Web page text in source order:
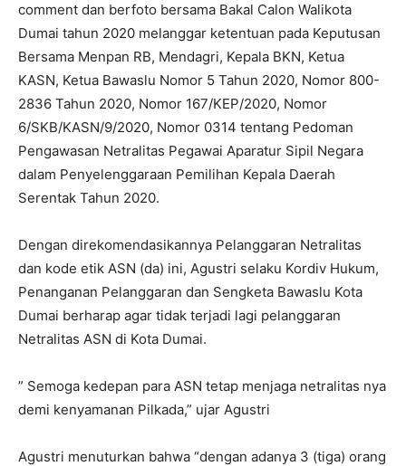
comment dan berfoto bersama Bakal Calon Walikota
Dumai tahun 2020 melanggar ketentuan pada Keputusan
Bersama Menpan RB, Mendagri, Kepala BKN, Ketua
KASN, Ketua Bawaslu Nomor 5 Tahun 2020, Nomor 800-
2836 Tahun 2020, Nomor 167/KEP/2020, Nomor
6/SKB/KASN/9/2020, Nomor 0314 tentang Pedoman
Pengawasan Netralitas Pegawai Aparatur Sipil Negara
dalam Penyelenggaraan Pemilihan Kepala Daerah
Serentak Tahun 2020.
Dengan direkomendasikannya Pelanggaran Netralitas
dan kode etik ASN (da) ini, Agustri selaku Kordiv Hukum,
Penanganan Pelanggaran dan Sengketa Bawaslu Kota
Dumai berharap agar tidak terjadi lagi pelanggaran
Netralitas ASN di Kota Dumai.
” Semoga kedepan para ASN tetap menjaga netralitas nya
demi kenyamanan Pilkada,” ujar Agustri
Agustri menuturkan bahwa “dengan adanya 3 (tiga) orang